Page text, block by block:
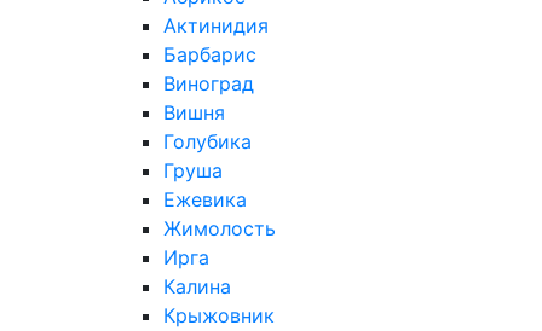
Актинидия
Барбарис
Виноград
Вишня
Голубика
Груша
Ежевика
Жимолость
Ирга
Калина
Крыжовник